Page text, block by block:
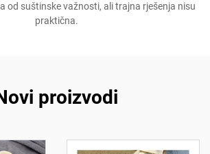
od suštinske važnosti, ali trajna rješenja nisu
praktična.
proizvodi